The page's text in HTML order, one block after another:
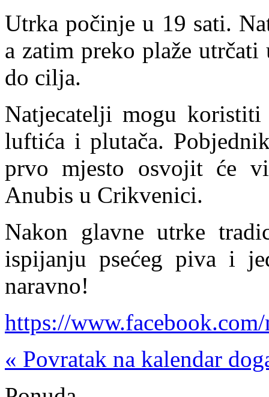
Utrka počinje u 19 sati.
a zatim preko plaže
do cilja.
Natjecatelji mogu koristiti
luftića i plutača.
prvo mjesto osvojit će
Anubis u Crikvenici.
Nakon glavne utrke
ispijanju psećeg piva i
naravno!
https://
« Povratak na kalendar